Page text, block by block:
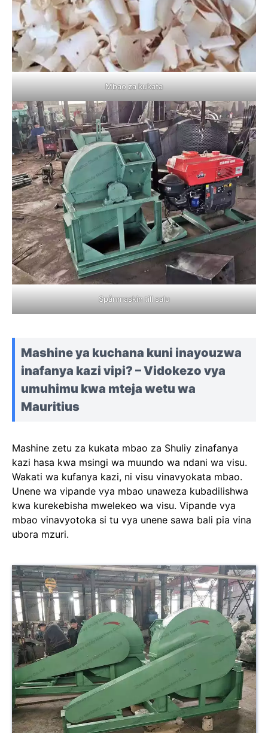
Mbao za kukata
Spånmaskin till salu
Mashine ya kuchana kuni inayouzwa
inafanya kazi vipi? – Vidokezo vya
umuhimu kwa mteja wetu wa
Mauritius
Mashine zetu za kukata mbao za Shuliy zinafanya
kazi hasa kwa msingi wa muundo wa ndani wa visu.
Wakati wa kufanya kazi, ni visu vinavyokata mbao.
Unene wa vipande vya mbao unaweza kubadilishwa
kwa kurekebisha mwelekeo wa visu. Vipande vya
mbao vinavyotoka si tu vya unene sawa bali pia vina
ubora mzuri.